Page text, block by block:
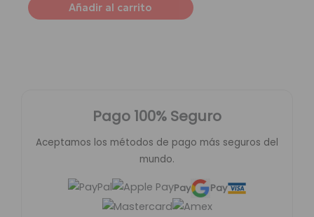
Añadir al carrito
Pago 100% Seguro
Aceptamos los métodos de pago más seguros del
mundo.
Pay Pay